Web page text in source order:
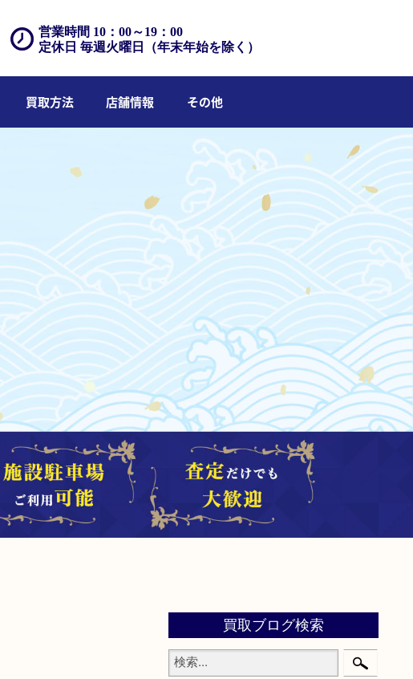
営業時間 10：00～19：00
定休日 毎週火曜日（年末年始を除く）
買取方法 店舗情報 その他
買取ブログ検索